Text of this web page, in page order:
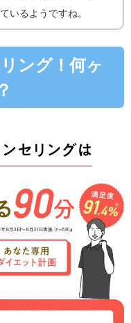
いるようですね。
ング！何ヶ